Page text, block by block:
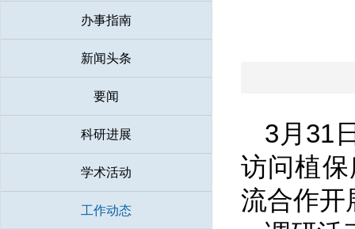
办事指南
新闻头条
要闻
科研进展
学术活动
工作动态
3月31
访问植
流合作开